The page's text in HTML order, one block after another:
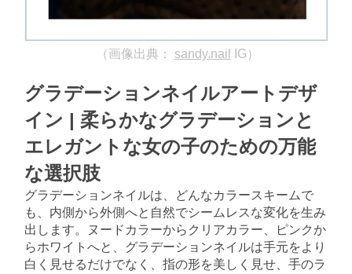
（画像出典： sandy.nail IG）
グラデーションネイルアートデザ
イン | 柔らかなグラデーションと
エレガントな女の子のための万能
な選択肢
グラデーションネイルは、どんなカラースキームで
も、内側から外側へと自然でシームレスな変化を生み
出します。ヌードカラーからクリアカラー、ピンクか
らホワイトへと、グラデーションネイルは手元をより
白く見せるだけでなく、指の形を美しく見せ、手のラ